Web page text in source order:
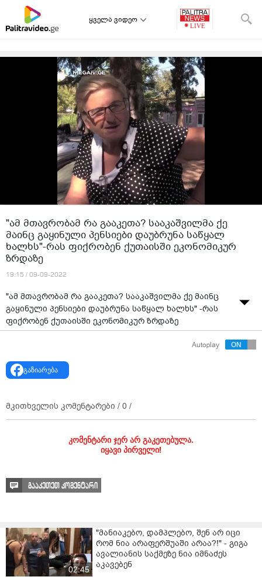
ყველა ვიდეო
"ამ მთავრობამ რა გააკეთა? სააკაშვილმა ქე
მაინც გაყინული პენსიები დაუბრუნა საწყალ
ხალხს"-რას ფიქრობენ ქუთაისში ეკონომიკურ
ზრდაზე
19:15 / 09-09-2022
"ამ მთავრობამ რა გააკეთა? სააკაშვილმა ქე მაინც
გაყინული პენსიები დაუბრუნა საწყალ ხალხს" -რას
ფიქრობენ ქუთაისში ეკონომიკურ ზრდაზე
Autoplay
გაზიარება
მკითხველის კომენტარები / 0 /
კომენტარი ჯერ არ გაკეთებულა.
იყავი პირველი!
გააკეთეთ კომენტარი
02:45
"მანიაკებო, დამპლებო, შენ არ იცი
რომ ნია არაფერშუაში არაა?!" - გიგა
ავალიანის საქმეზე ნია იმნაძეს
აკავებენ